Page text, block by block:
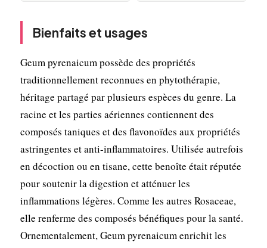
Bienfaits et usages
Geum pyrenaicum possède des propriétés
traditionnellement reconnues en phytothérapie,
héritage partagé par plusieurs espèces du genre. La
racine et les parties aériennes contiennent des
composés taniques et des flavonoïdes aux propriétés
astringentes et anti-inflammatoires. Utilisée autrefois
en décoction ou en tisane, cette benoîte était réputée
pour soutenir la digestion et atténuer les
inflammations légères. Comme les autres Rosaceae,
elle renferme des composés bénéfiques pour la santé.
Ornementalement, Geum pyrenaicum enrichit les